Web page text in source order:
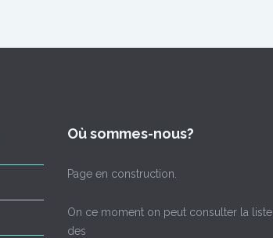
Où sommes-nous?
Page en construction.
On ce moment on peut consulter la liste
des